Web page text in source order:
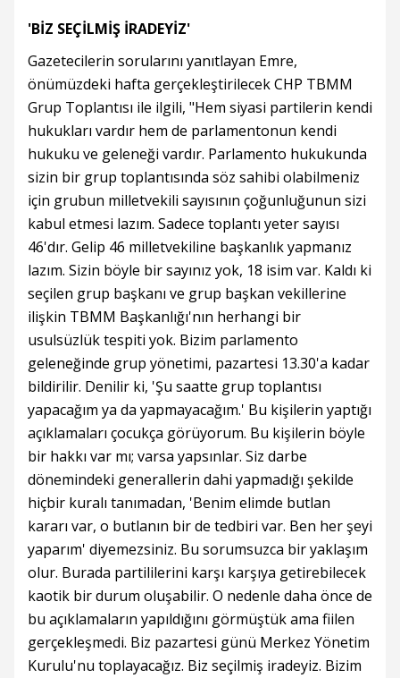
'BİZ SEÇİLMİŞ İRADEYİZ'
Gazetecilerin sorularını yanıtlayan Emre,
önümüzdeki hafta gerçekleştirilecek CHP TBMM
Grup Toplantısı ile ilgili, "Hem siyasi partilerin kendi
hukukları vardır hem de parlamentonun kendi
hukuku ve geleneği vardır. Parlamento hukukunda
sizin bir grup toplantısında söz sahibi olabilmeniz
için grubun milletvekili sayısının çoğunluğunun sizi
kabul etmesi lazım. Sadece toplantı yeter sayısı
46'dır. Gelip 46 milletvekiline başkanlık yapmanız
lazım. Sizin böyle bir sayınız yok, 18 isim var. Kaldı ki
seçilen grup başkanı ve grup başkan vekillerine
ilişkin TBMM Başkanlığı'nın herhangi bir
usulsüzlük tespiti yok. Bizim parlamento
geleneğinde grup yönetimi, pazartesi 13.30'a kadar
bildirilir. Denilir ki, 'Şu saatte grup toplantısı
yapacağım ya da yapmayacağım.' Bu kişilerin yaptığı
açıklamaları çocukça görüyorum. Bu kişilerin böyle
bir hakkı var mı; varsa yapsınlar. Siz darbe
dönemindeki generallerin dahi yapmadığı şekilde
hiçbir kuralı tanımadan, 'Benim elimde butlan
kararı var, o butlanın bir de tedbiri var. Ben her şeyi
yaparım' diyemezsiniz. Bu sorumsuzca bir yaklaşım
olur. Burada partililerini karşı karşıya getirebilecek
kaotik bir durum oluşabilir. O nedenle daha önce de
bu açıklamaların yapıldığını görmüştük ama fiilen
gerçekleşmedi. Biz pazartesi günü Merkez Yönetim
Kurulu'nu toplayacağız. Biz seçilmiş iradeyiz. Bizim